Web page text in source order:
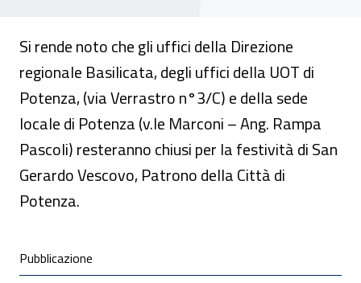
Si rende noto che gli uffici della Direzione
regionale Basilicata, degli uffici della UOT di
Potenza, (via Verrastro n°3/C) e della sede
locale di Potenza (v.le Marconi – Ang. Rampa
Pascoli) resteranno chiusi per la festività di San
Gerardo Vescovo, Patrono della Città di
Potenza.
Condivisione social
Pubblicazione